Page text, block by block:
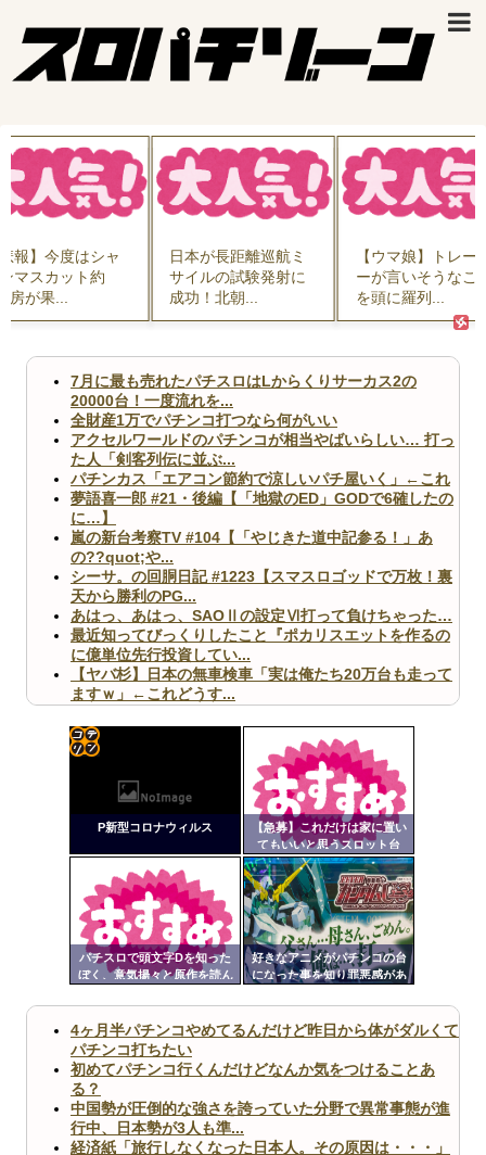
報】今度はシャ
マスカット約
房が果...
日本が長距離巡航ミ
サイルの試験発射に
成功！北朝...
【ウマ娘】トレー
ーが言いそうなこ
を頭に羅列...
7月に最も売れたパチスロはLからくりサーカス2の
20000台！一度流れを...
全財産1万でパチンコ打つなら何がいい
アクセルワールドのパチンコが相当やばいらしい… 打っ
た人「剣客列伝に並ぶ...
パチンカス「エアコン節約で涼しいパチ屋いく」←これ
夢語喜一郎 #21・後編【「地獄のED」GODで6確したの
に…】
嵐の新台考察TV #104【「やじきた道中記参る！」あ
の??quot;や...
シーサ。の回胴日記 #1223【スマスロゴッドで万枚！裏
天から勝利のPG...
あはっ、あはっ、SAOⅡの設定Ⅵ打って負けちゃった…
最近知ってびっくりしたこと『ポカリスエットを作るの
に億単位先行投資してい...
【ヤバ杉】日本の無車検車「実は俺たち20万台も走って
ますｗ」←これどうす...
【画像】ペプシコーラ社、「こういうのでいいんだよ」
な新商品を発売
Powered by livedoor 相互RSS
P新型コロナウィルス
【急募】これだけは家に置い
てもいいと思うスロット台
パチスロで頭文字Dを知った
ぼく、意気揚々と原作を読ん
活してて困惑
好きなアニメがパチンコの台
になった事を知り罪悪感があ
ちゃん
ンク
自動
更新
ツー
4ヶ月半パチンコやめてるんだけど昨日から体がダルくて
パチンコ打ちたい
初めてパチンコ行くんだけどなんか気をつけることあ
る？
中国勢が圧倒的な強さを誇っていた分野で異常事態が進
行中、日本勢が3人も準...
経済紙「旅行しなくなった日本人。その原因は・・・」